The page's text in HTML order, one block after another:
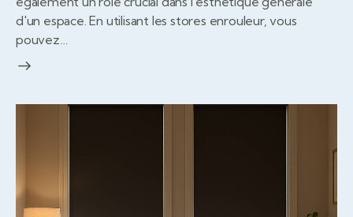
d'un espace. En utilisant les stores enrouleur, vous
pouvez…